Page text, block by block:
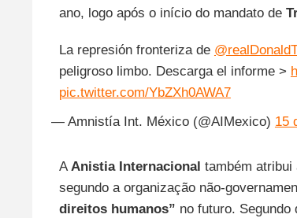
ano, logo após o início do mandato de
La represión fronteriza de
peligroso limbo. Descarga el informe >
pic.twitter.com/YbZXh0AWA7
— Amnistía Int. México (@AIMexico) 15
AAnistia Internacional também atribui
segundo a organização não-
direitos humanos” no futuro.